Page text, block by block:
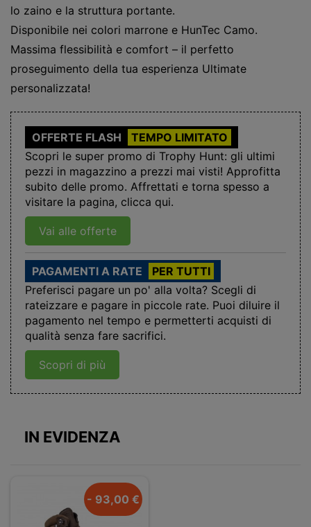
lo zaino e la struttura portante.
Disponibile nei colori marrone e HunTec Camo.
Massima flessibilità e comfort – il perfetto
proseguimento della tua esperienza Ultimate
personalizzata!
OFFERTE FLASH
TEMPO LIMITATO
Scopri le super promo di Trophy Hunt: gli ultimi
pezzi in magazzino a prezzi mai visti! Approfitta
subito delle promo. Affrettati e torna spesso a
visitare la pagina, clicca qui.
Vai alle offerte
PAGAMENTI A RATE
PER TUTTI
Preferisci pagare un po' alla volta? Scegli di
rateizzare e pagare in piccole rate. Puoi diluire il
pagamento nel tempo e permetterti acquisti di
qualità senza fare sacrifici.
Scopri di più
IN EVIDENZA
- 93,00 €